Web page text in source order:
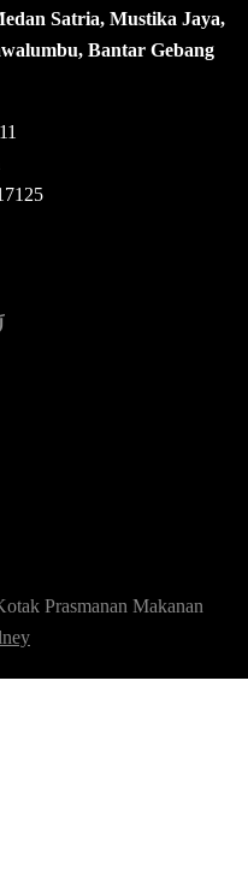
Satria, Mustika Jaya,
Bantar Gebang
Prasmanan Makanan